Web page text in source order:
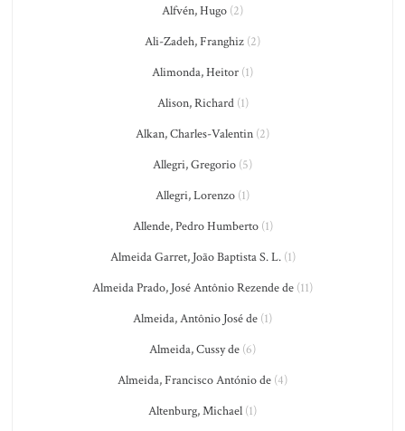
Alfvén, Hugo (2)
Ali-Zadeh, Franghiz (2)
Alimonda, Heitor (1)
Alison, Richard(1)
Alkan, Charles-Valentin (2)
Allegri, Gregorio (5)
Allegri, Lorenzo (1)
Allende, Pedro Humberto(1)
Almeida Garret, João Baptista S. L.(1)
Almeida Prado, José Antônio Rezende de (11)
Almeida, Antônio José de (1)
Almeida, Cussy de (6)
Almeida, Francisco António de (4)
Altenburg, Michael (1)